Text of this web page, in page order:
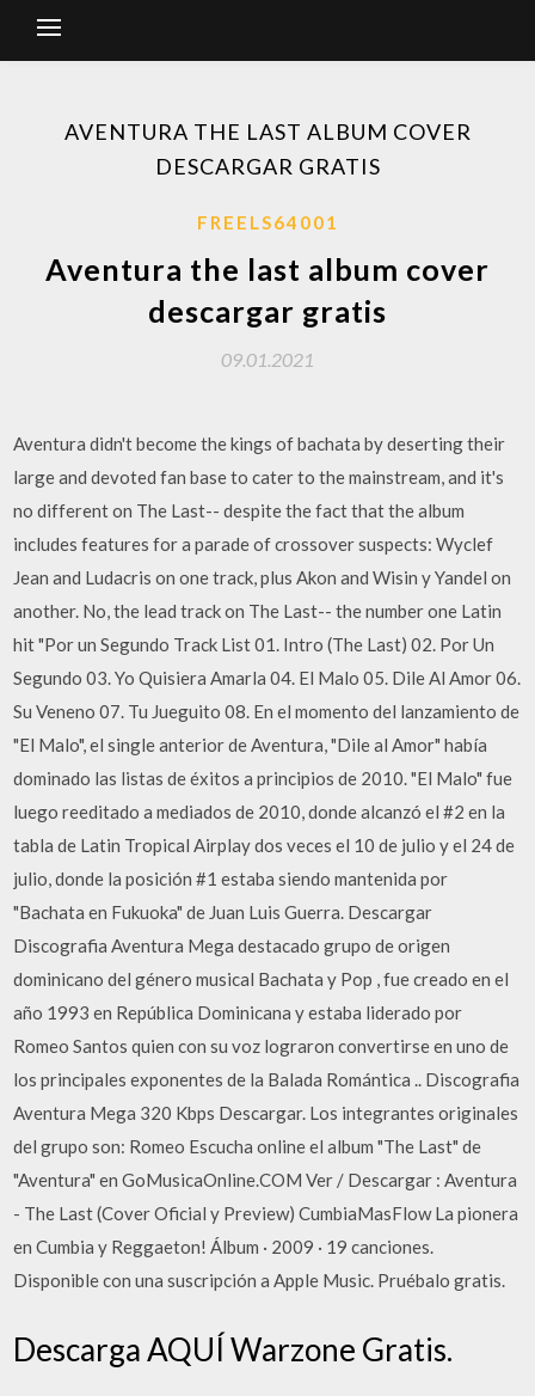
AVENTURA THE LAST ALBUM COVER
DESCARGAR GRATIS
FREELS64001
Aventura the last album cover
descargar gratis
09.01.2021
Aventura didn't become the kings of bachata by deserting their
large and devoted fan base to cater to the mainstream, and it's
no different on The Last-- despite the fact that the album
includes features for a parade of crossover suspects: Wyclef
Jean and Ludacris on one track, plus Akon and Wisin y Yandel on
another. No, the lead track on The Last-- the number one Latin
hit "Por un Segundo Track List 01. Intro (The Last) 02. Por Un
Segundo 03. Yo Quisiera Amarla 04. El Malo 05. Dile Al Amor 06.
Su Veneno 07. Tu Jueguito 08. En el momento del lanzamiento de
"El Malo", el single anterior de Aventura, "Dile al Amor" había
dominado las listas de éxitos a principios de 2010. "El Malo" fue
luego reeditado a mediados de 2010, donde alcanzó el #2 en la
tabla de Latin Tropical Airplay dos veces el 10 de julio y el 24 de
julio, donde la posición #1 estaba siendo mantenida por
"Bachata en Fukuoka" de Juan Luis Guerra. Descargar
Discografia Aventura Mega destacado grupo de origen
dominicano del género musical Bachata y Pop , fue creado en el
año 1993 en República Dominicana y estaba liderado por
Romeo Santos quien con su voz lograron convertirse en uno de
los principales exponentes de la Balada Romántica .. Discografia
Aventura Mega 320 Kbps Descargar. Los integrantes originales
del grupo son: Romeo Escucha online el album "The Last" de
"Aventura" en GoMusicaOnline.COM Ver / Descargar : Aventura
- The Last (Cover Oficial y Preview) CumbiaMasFlow La pionera
en Cumbia y Reggaeton! Álbum · 2009 · 19 canciones.
Disponible con una suscripción a Apple Music. Pruébalo gratis.
Descarga AQUÍ Warzone Gratis.